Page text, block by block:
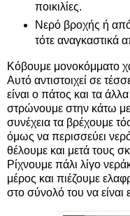
ποικιλίες.
Νερό βροχής ή
τότε αναγκαστικά
Κόβουμε μονοκόμματο
Αυτό αντιστοιχεί σε
είναι ο πάτος και τα
στρώνουμε στην κάτω
συνέχεια τα βρέχουμε
όμως να περισσεύει
θέλουμε και μετά τους
Ρίχνουμε πάλι λίγο
μέρος και πιέζουμε
στο σύνολό του να είναι